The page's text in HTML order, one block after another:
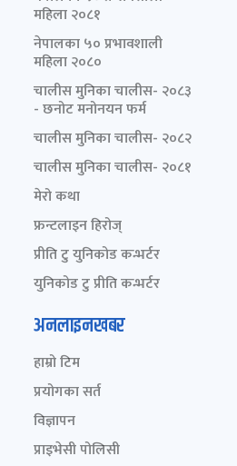
महिला २०८१
नेपालका ५० प्रभावशाली
महिला २०८०
चालीस मुनिका चालीस- २०८३
- छनोट मनोनयन फर्म
चालीस मुनिका चालीस- २०८२
चालीस मुनिका चालीस- २०८१
मेरो कथा
फ्रन्टलाइन हिरोज्
प्रीति टु युनिकोड कन्भर्टर
युनिकोड टु प्रीति कन्भर्टर
अनलाइनखबर
हाम्रो टिम
प्रयोगका सर्त
विज्ञापन
प्राइभेसी पोलिसी